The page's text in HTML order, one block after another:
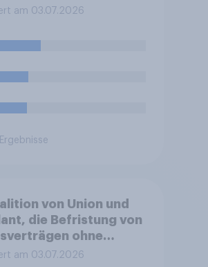
Dieses umfasst
Rente,
und Pflege sowie
Sie insgesamt von
Deutschlands?
am 03.07.2026
von Union und
die Befristung von
ohne
Grund zu
am 03.07.2026